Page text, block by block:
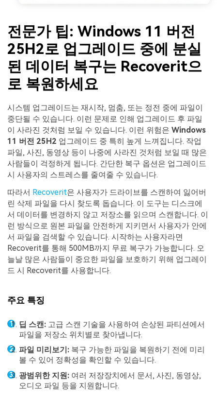
전문가 팁: Windows 11 버전
25H2로 업그레이드 중에 분실
된 데이터 복구는 Recoverit으
로 복원하세요
시스템 업그레이드는 재시작, 멈춤, 또는 정전 중에 파일이
중단될 수 있습니다. 이런 문제로 인해 업그레이드 후 파일
이 사라진 것처럼 보일 수 있습니다. 이런 위험은 Windows
11 버전 25H2 업그레이드 중 특히 높게 느껴집니다. 작업
파일, 사진, 동영상 등이 나중에 사라진 것처럼 보일 때 많은
사람들이 걱정하게 됩니다. 간단한 복구 옵션은 업그레이드
시 사용자의 스트레스를 줄여줄 수 있습니다.
따라서 Recoverit은 사용자가 드라이브를 스캔하여 잃어버
린 삭제 파일을 다시 찾도록 돕습니다. 이 도구는 디스크에
서 데이터를 변경하지 않고 저장소를 읽으며 스캔합니다. 이
런 방식으로 원본 파일을 안전하게 지키면서 사용자가 안에
서 파일을 검색할 수 있습니다. 시작하는 사용자라면
Recoverit를 통해 500MB까지 무료 복구가 가능합니다. 오
늘날 많은 사람들이 중요한 파일을 보호하기 위해 업그레이
드 시 Recoverit를 사용합니다.
주요 특징
딥 스캔: 고급 스캔 기술을 사용하여 손상된 파티션에서
파일을 저장소 위치별로 찾아냅니다.
파일 미리보기: 복구 가능한 파일을 복원하기 전에 미리
볼 수 있어 정확성을 확인할 수 있습니다.
광범위한 지원: 여러 저장장치에서 문서, 사진, 동영상,
오디오 파일 등을 지원합니다.